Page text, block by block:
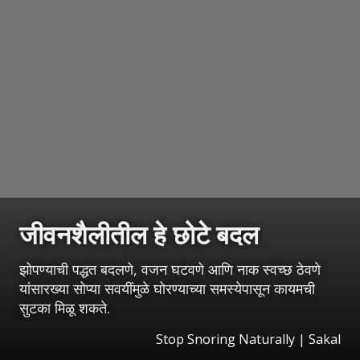
जीवनशैलीतील हे छोटे बदल
झोपण्याची पद्धत बदलणे, वजन घटवणे आणि नाक स्वच्छ ठेवणे
यांसारख्या सोप्या सवयींमुळे घोरण्याच्या समस्येपासून कायमची
सुटका मिळू शकते.
Stop Snoring Naturally | Sakal